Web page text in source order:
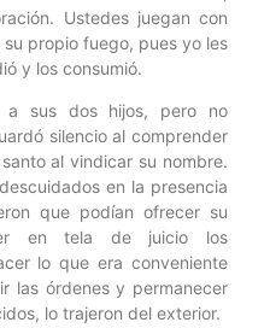
Ustedes juegan con
propio fuego, pues yo les
y los consumió.
a sus dos hijos, pero no
silencio al comprender
al vindicar su nombre.
en la presencia
que podían ofrecer su
en tela de juicio los
lo que era conveniente
las órdenes y permanecer
lo trajeron del exterior.